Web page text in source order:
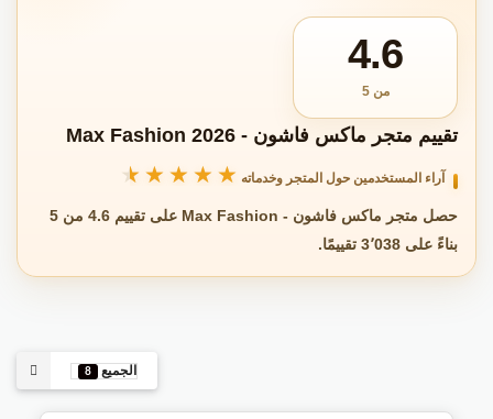
4.6
من 5
تقييم متجر ماكس فاشون - Max Fashion 2026
آراء المستخدمين حول المتجر وخدماته ★★★★★
★★★★★
حصل متجر ماكس فاشون - Max Fashion على تقييم 4.6 من 5
بناءً على 3٬038 تقييمًا.
الجميع 8